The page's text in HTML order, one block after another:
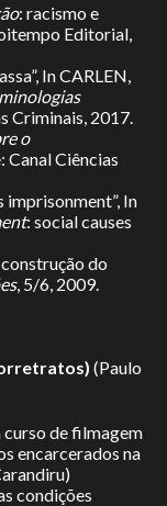
: racismo e
Editorial,
In CARLEN,
Criminais, 2017.
o
Canal Ciências
imprisonment”, In
: social causes
do
, 5/6, 2009.
(Paulo
curso de filmagem
encarcerados na
condições